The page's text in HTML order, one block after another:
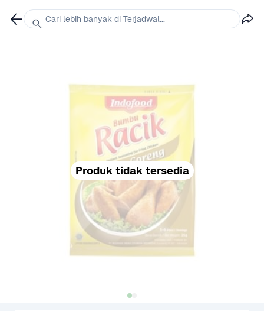
Produk tidak tersedia
Cari lebih banyak di Terjadwal...